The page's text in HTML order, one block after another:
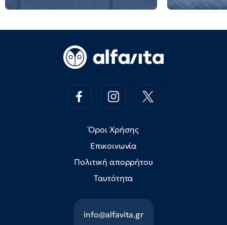
Όροι Χρήσης
Επικοινωνία
Πολιτική απορρήτου
Ταυτότητα
info@alfavita.gr